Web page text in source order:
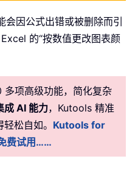
会因公式出错或被删除而引
的“按数值更改图表颜
多项高级功能，简化复杂
成 AI 能力，Kutools 精准
松自如。 Kutools for
费试用……